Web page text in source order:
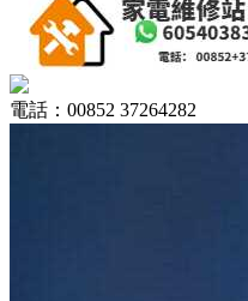
電話：00852 37264282